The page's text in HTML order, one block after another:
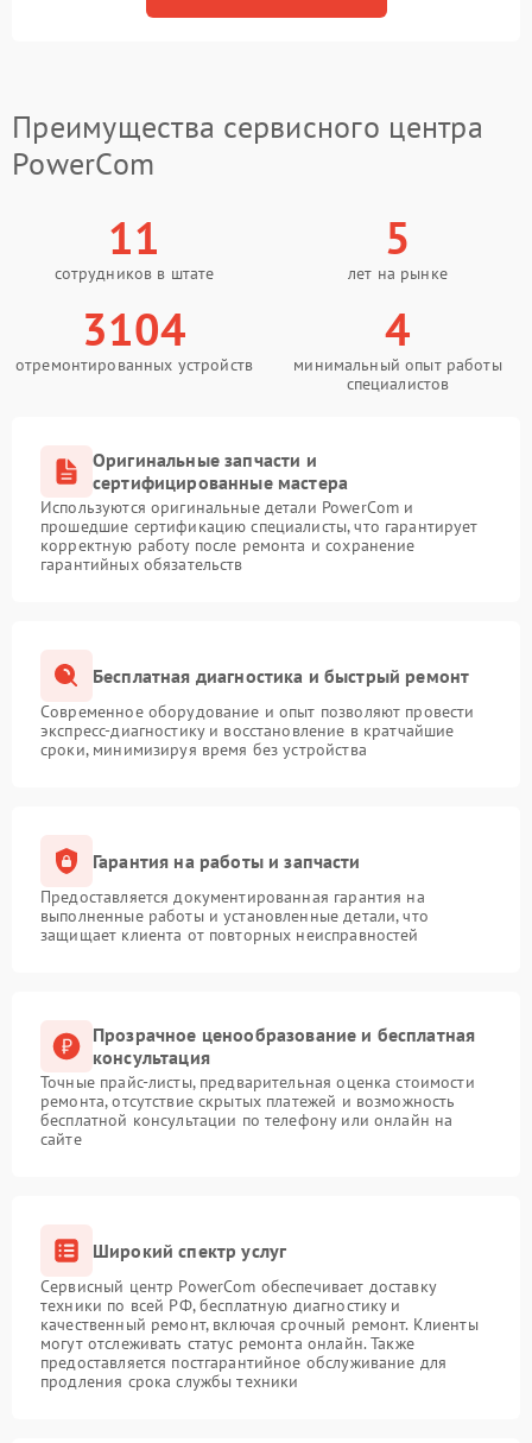
Преимущества сервисного центра
PowerCom
11
сотрудников в штате
5
лет на рынке
3104
отремонтированных устройств
4
минимальный опыт работы
специалистов
Оригинальные запчасти и
сертифицированные мастера
Используются оригинальные детали PowerCom и
прошедшие сертификацию специалисты, что гарантирует
корректную работу после ремонта и сохранение
гарантийных обязательств
Бесплатная диагностика и быстрый ремонт
Современное оборудование и опыт позволяют провести
экспресс-диагностику и восстановление в кратчайшие
сроки, минимизируя время без устройства
Гарантия на работы и запчасти
Предоставляется документированная гарантия на
выполненные работы и установленные детали, что
защищает клиента от повторных неисправностей
Прозрачное ценообразование и бесплатная
консультация
Точные прайс-листы, предварительная оценка стоимости
ремонта, отсутствие скрытых платежей и возможность
бесплатной консультации по телефону или онлайн на
сайте
Широкий спектр услуг
Сервисный центр PowerCom обеспечивает доставку
техники по всей РФ, бесплатную диагностику и
качественный ремонт, включая срочный ремонт. Клиенты
могут отслеживать статус ремонта онлайн. Также
предоставляется постгарантийное обслуживание для
продления срока службы техники